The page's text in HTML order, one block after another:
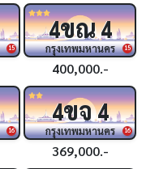
15 15
4ขณ4
กรุงเทพมหานคร
400,000.-
16 16
4ขจ4
กรุงเทพมหานคร
369,000.-